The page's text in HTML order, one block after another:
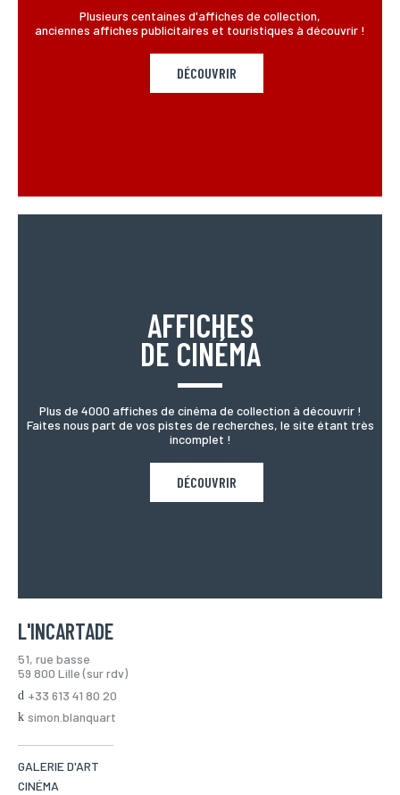
Plusieurs centaines d'affiches de collection,
anciennes affiches publicitaires et touristiques à découvrir !
DÉCOUVRIR
AFFICHES
DE CINÉMA
Plus de 4000 affiches de cinéma de collection à découvrir !
Faites nous part de vos pistes de recherches, le site étant très
incomplet !
DÉCOUVRIR
L'INCARTADE
51, rue basse
59 800 Lille (sur rdv)
+33 613 41 80 20
simon.blanquart
GALERIE D'ART
CINÉMA